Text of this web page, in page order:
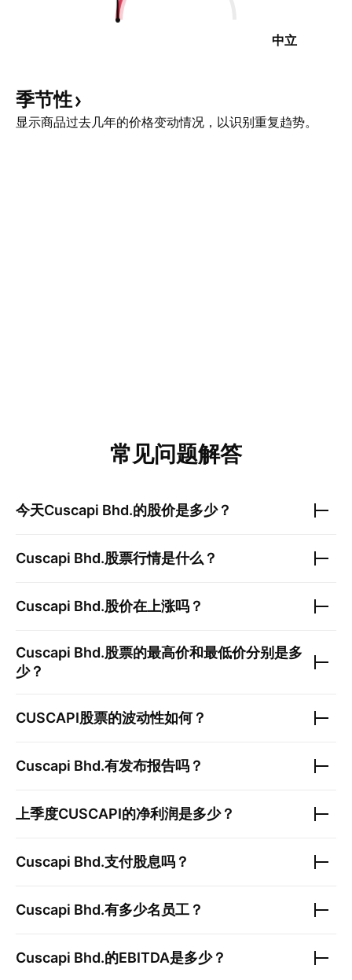
中立
季节性
显示商品过去几年的价格变动情况，以识别重复趋势。
常见问题解答
今天Cuscapi Bhd.的股价是多少？
Cuscapi Bhd.股票行情是什么？
Cuscapi Bhd.股价在上涨吗？
Cuscapi Bhd.股票的最高价和最低价分别是多
少？
CUSCAPI股票的波动性如何？
Cuscapi Bhd.有发布报告吗？
上季度CUSCAPI的净利润是多少？
Cuscapi Bhd.支付股息吗？
Cuscapi Bhd.有多少名员工？
Cuscapi Bhd.的EBITDA是多少？